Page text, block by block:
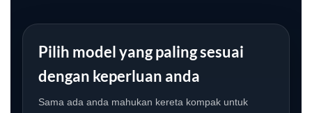
Pilih model yang paling sesuai
dengan keperluan anda
Sama ada anda mahukan kereta kompak untuk